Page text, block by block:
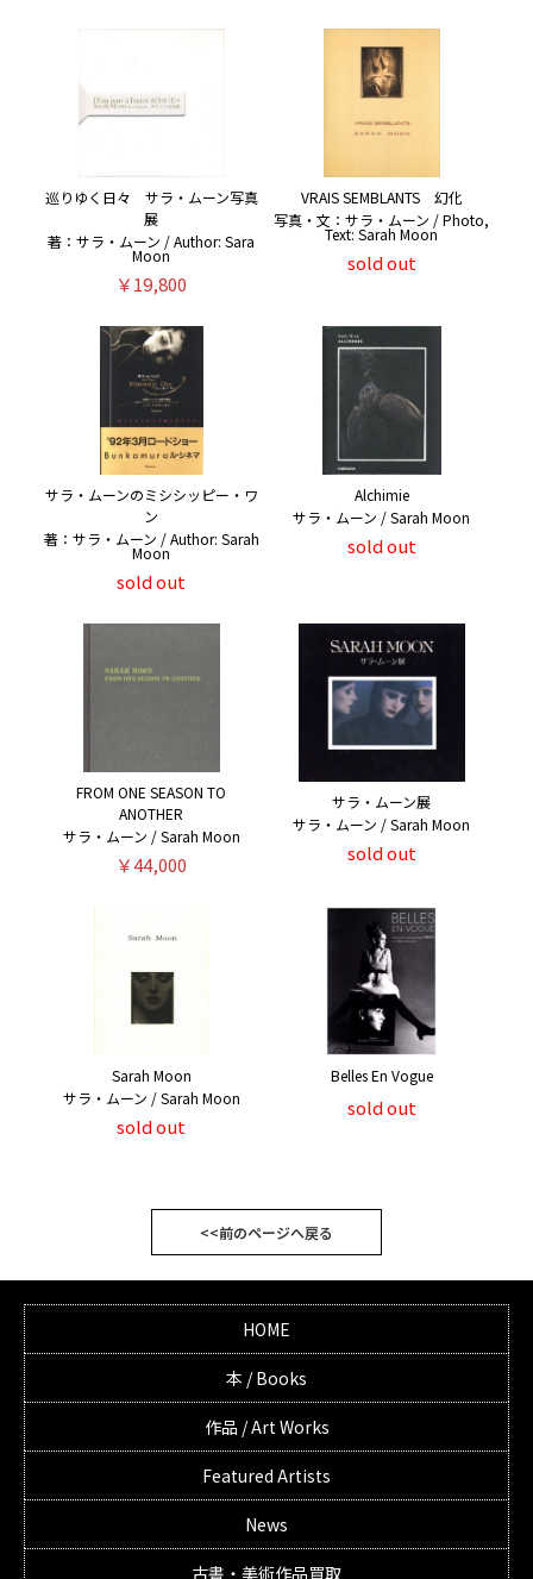
巡りゆく日々 サラ・ムーン写真
展
著：サラ・ムーン / Author: Sara
Moon
￥19,800
VRAIS SEMBLANTS 幻化
写真・文：サラ・ムーン / Photo,
Text: Sarah Moon
sold out
サラ・ムーンのミシシッピー・ワ
ン
著：サラ・ムーン / Author: Sarah
Moon
sold out
Alchimie
サラ・ムーン / Sarah Moon
sold out
FROM ONE SEASON TO
ANOTHER
サラ・ムーン / Sarah Moon
￥44,000
サラ・ムーン展
サラ・ムーン / Sarah Moon
sold out
Sarah Moon
サラ・ムーン / Sarah Moon
sold out
Belles En Vogue
sold out
<<前のページへ戻る
HOME
本 / Books
作品 / Art Works
Featured Artists
News
古書・美術作品買取